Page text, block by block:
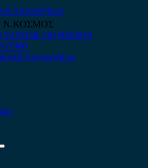
Ν.ΚΟΣΜΟΣ
9238158 210 9026839